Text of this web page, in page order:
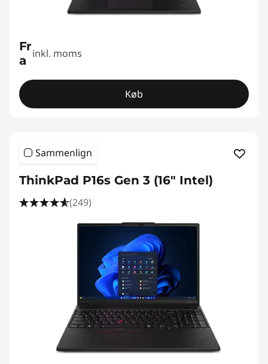
Fr
a inkl. moms
Køb
Sammenlign
ThinkPad P16s Gen 3 (16″ Intel)
(249)